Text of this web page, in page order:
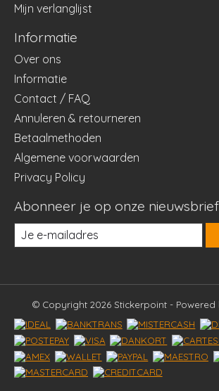
Mijn verlanglijst
Informatie
Over ons
Informatie
Contact / FAQ
Annuleren & retourneren
Betaalmethoden
Algemene voorwaarden
Privacy Policy
Abonneer je op onze nieuwsbrief
© Copyright 2026 Stickerpoint - Powered